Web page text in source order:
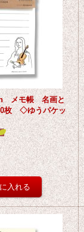
メモ帳 名画と
枚 ◇ゆうパケッ